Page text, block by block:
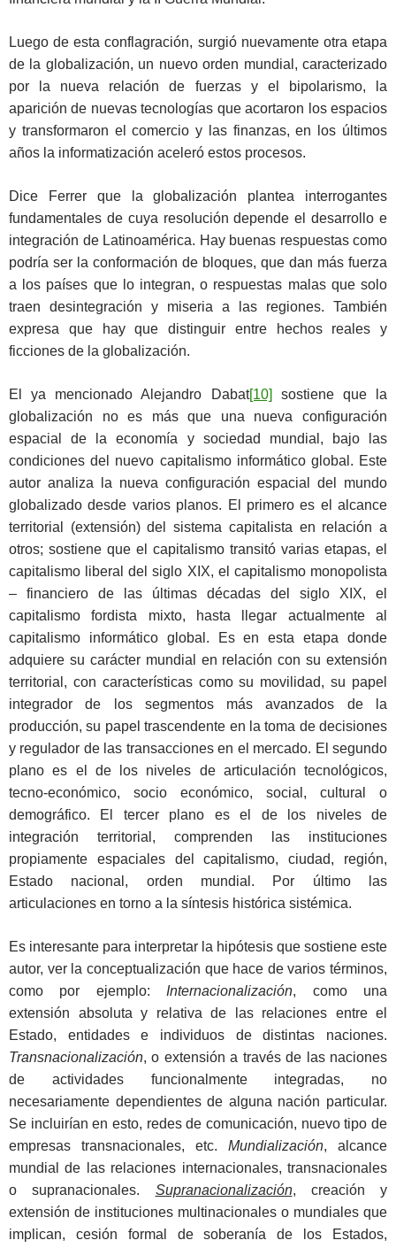
Luego de esta conflagración, surgió nuevamente otra etapa
de la globalización, un nuevo orden mundial, caracterizado
por la nueva relación de fuerzas y el bipolarismo, la
aparición de nuevas tecnologías que acortaron los espacios
y transformaron el comercio y las finanzas, en los últimos
años la informatización aceleró estos procesos.
Dice Ferrer que la globalización plantea interrogantes
fundamentales de cuya resolución depende el desarrollo e
integración de Latinoamérica. Hay buenas respuestas como
podría ser la conformación de bloques, que dan más fuerza
a los países que lo integran, o respuestas malas que solo
traen desintegración y miseria a las regiones. También
expresa que hay que distinguir entre hechos reales y
ficciones de la globalización.
El ya mencionado Alejandro Dabat[10] sostiene que la
globalización no es más que una nueva configuración
espacial de la economía y sociedad mundial, bajo las
condiciones del nuevo capitalismo informático global. Este
autor analiza la nueva configuración espacial del mundo
globalizado desde varios planos. El primero es el alcance
territorial (extensión) del sistema capitalista en relación a
otros; sostiene que el capitalismo transitó varias etapas, el
capitalismo liberal del siglo XIX, el capitalismo monopolista
– financiero de las últimas décadas del siglo XIX, el
capitalismo fordista mixto, hasta llegar actualmente al
capitalismo informático global. Es en esta etapa donde
adquiere su carácter mundial en relación con su extensión
territorial, con características como su movilidad, su papel
integrador de los segmentos más avanzados de la
producción, su papel trascendente en la toma de decisiones
y regulador de las transacciones en el mercado. El segundo
plano es el de los niveles de articulación tecnológicos,
tecno-económico, socio económico, social, cultural o
demográfico. El tercer plano es el de los niveles de
integración territorial, comprenden las instituciones
propiamente espaciales del capitalismo, ciudad, región,
Estado nacional, orden mundial. Por último las
articulaciones en torno a la síntesis histórica sistémica.
Es interesante para interpretar la hipótesis que sostiene este
autor, ver la conceptualización que hace de varios términos,
como por ejemplo: Internacionalización, como una
extensión absoluta y relativa de las relaciones entre el
Estado, entidades e individuos de distintas naciones.
Transnacionalización, o extensión a través de las naciones
de actividades funcionalmente integradas, no
necesariamente dependientes de alguna nación particular.
Se incluirían en esto, redes de comunicación, nuevo tipo de
empresas transnacionales, etc. Mundialización, alcance
mundial de las relaciones internacionales, transnacionales
o supranacionales. Supranacionalización, creación y
extensión de instituciones multinacionales o mundiales que
implican, cesión formal de soberanía de los Estados,